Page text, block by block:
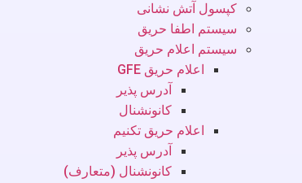
کپسول آتش نشانی
سیستم اطفا حریق
سیستم اعلام حریق
اعلام حریق GFE
آدرس پذیر
کانونشنال
اعلام حریق تکنیم
آدرس پذیر
کانونشنال (متعارف)